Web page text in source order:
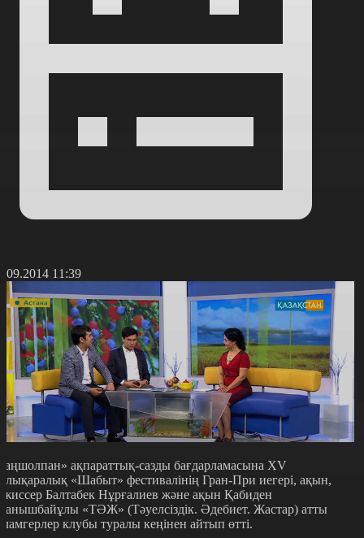
11:39
ақпараттық-сазды бағдарламасына XV
«Шабыт» фестивалінің Гран-При иегері, ақын,
Балтабек Нұрғалиев және ақын Қабиден
«ТӘЖ» (Тәуелсіздік. Әдебиет. Жастар) атты
клубы туралы кеңінен айтып өтті.